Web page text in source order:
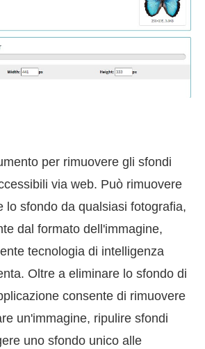
per rimuovere gli sfondi
via web. Può rimuovere
lo sfondo da qualsiasi fotografia,
dal formato dell'immagine,
tecnologia di intelligenza
Oltre a eliminare lo sfondo di
consente di rimuovere
un'immagine, ripulire sfondi
uno sfondo unico alle